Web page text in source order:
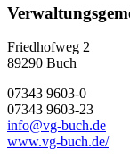
Friedhofweg 2
89290 Buch
07343 9603-0
07343 9603-23
info@vg-buch.de
www.vg-buch.de/